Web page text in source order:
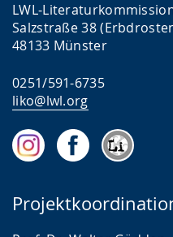
LWL-
Salzstraße 38
48133 Münster
0251/591-6735
liko@lwl.org